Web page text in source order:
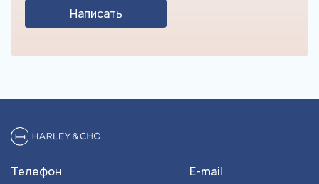
Написать
Телефон E-mail